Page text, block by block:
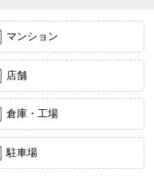
マンション
店舗
倉庫・工場
駐車場